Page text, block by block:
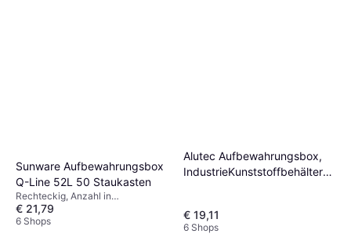
Sunware Aufbewahrungsbox
Q-Line 52L 50 Staukasten
Rechteckig, Anzahl in
Verpackung: 1, Material: Kunststoff
€ 21,79
6 Shops
Alutec Aufbewahrungsbox,
IndustrieKunststoffbehälter
€ 19,11
6 Shops